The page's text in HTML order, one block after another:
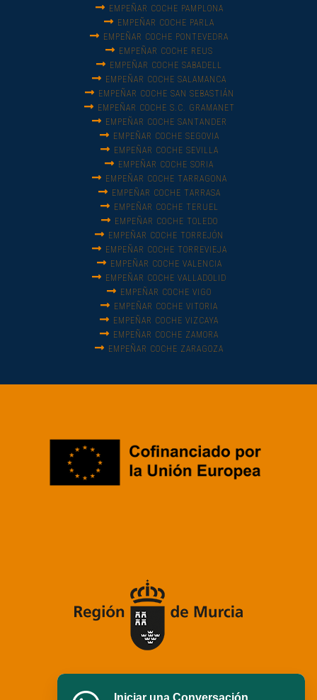
EMPEÑAR COCHE PAMPLONA
EMPEÑAR COCHE PARLA
EMPEÑAR COCHE PONTEVEDRA
EMPEÑAR COCHE REUS
EMPEÑAR COCHE SABADELL
EMPEÑAR COCHE SALAMANCA
EMPEÑAR COCHE SAN SEBASTIÁN
EMPEÑAR COCHE S.C. GRAMANET
EMPEÑAR COCHE SANTANDER
EMPEÑAR COCHE SEGOVIA
EMPEÑAR COCHE SEVILLA
EMPEÑAR COCHE SORIA
EMPEÑAR COCHE TARRAGONA
EMPEÑAR COCHE TARRASA
EMPEÑAR COCHE TERUEL
EMPEÑAR COCHE TOLEDO
EMPEÑAR COCHE TORREJÓN
EMPEÑAR COCHE TORREVIEJA
EMPEÑAR COCHE VALENCIA
EMPEÑAR COCHE VALLADOLID
EMPEÑAR COCHE VIGO
EMPEÑAR COCHE VITORIA
EMPEÑAR COCHE VIZCAYA
EMPEÑAR COCHE ZAMORA
EMPEÑAR COCHE ZARAGOZA
Iniciar una Conversación